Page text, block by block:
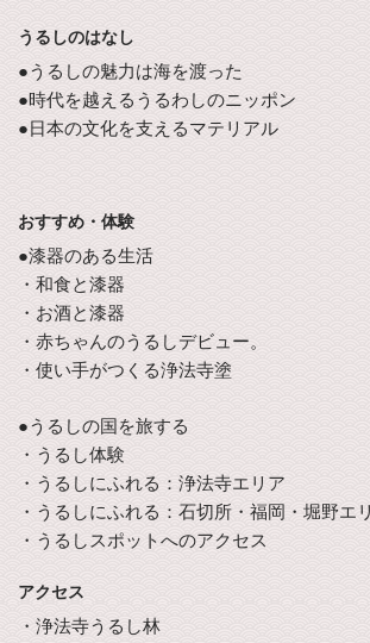
うるしのはなし
●うるしの魅力は海を渡った
●時代を越えるうるわしのニッポン
●日本の文化を支えるマテリアル
おすすめ・体験
●漆器のある生活
・和食と漆器
・お酒と漆器
・赤ちゃんのうるしデビュー。
・使い手がつくる浄法寺塗
●うるしの国を旅する
・うるし体験
・うるしにふれる：浄法寺エリア
・うるしにふれる：石切所・福岡・堀野エ
・うるしスポットへのアクセス
アクセス
・浄法寺うるし林